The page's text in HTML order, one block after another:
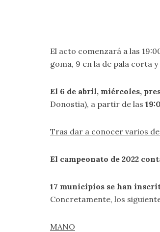
El acto comenzará a las
goma, 9 en la de pala corta
El 6 de abril, miércoles,
Donostia), a partir de las
Tras dar a conocer varios
El campeonato de 2022
17 municipios se han
Concretamente, los
MANO